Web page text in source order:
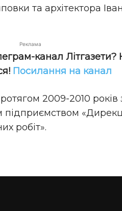
та архітектора
Реклама
канал Літгазети?
Посилання на канал
2009-2010 років
робіт».